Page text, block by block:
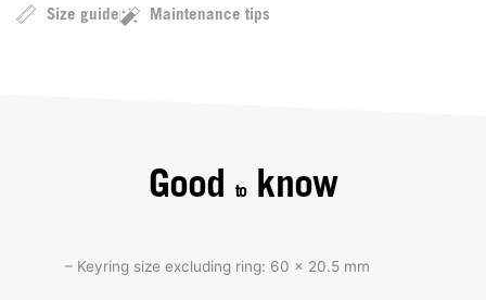
Size guide Maintenance tips
Good toknow
– Keyring size excluding ring: 60 x 20.5 mm